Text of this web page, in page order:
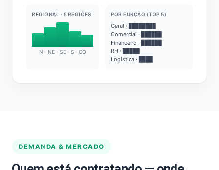
REGIONAL · 5 REGIÕES
N · NE · SE · S · CO
POR FUNÇÃO (TOP 5)
Geral · ████████
Comercial · ██████
Financeiro · ██████
RH · █████
Logística · ████
DEMANDA & MERCADO